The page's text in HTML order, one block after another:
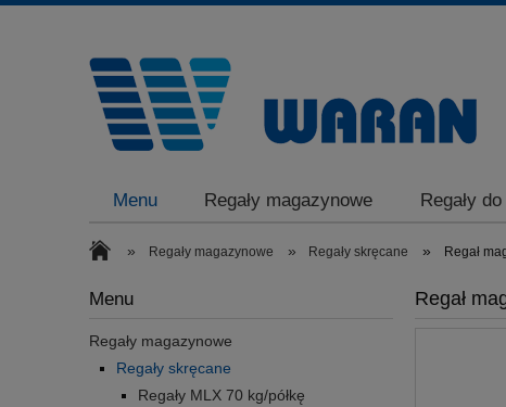
Menu Regały magazynowe Regały
Regały do garażu Regały do piwnicy
» Regały magazynowe » Regały skręcane » Regał
Menu
Regały magazynowe
Regały skręcane
Regały MLX 70 kg/półkę
Regał